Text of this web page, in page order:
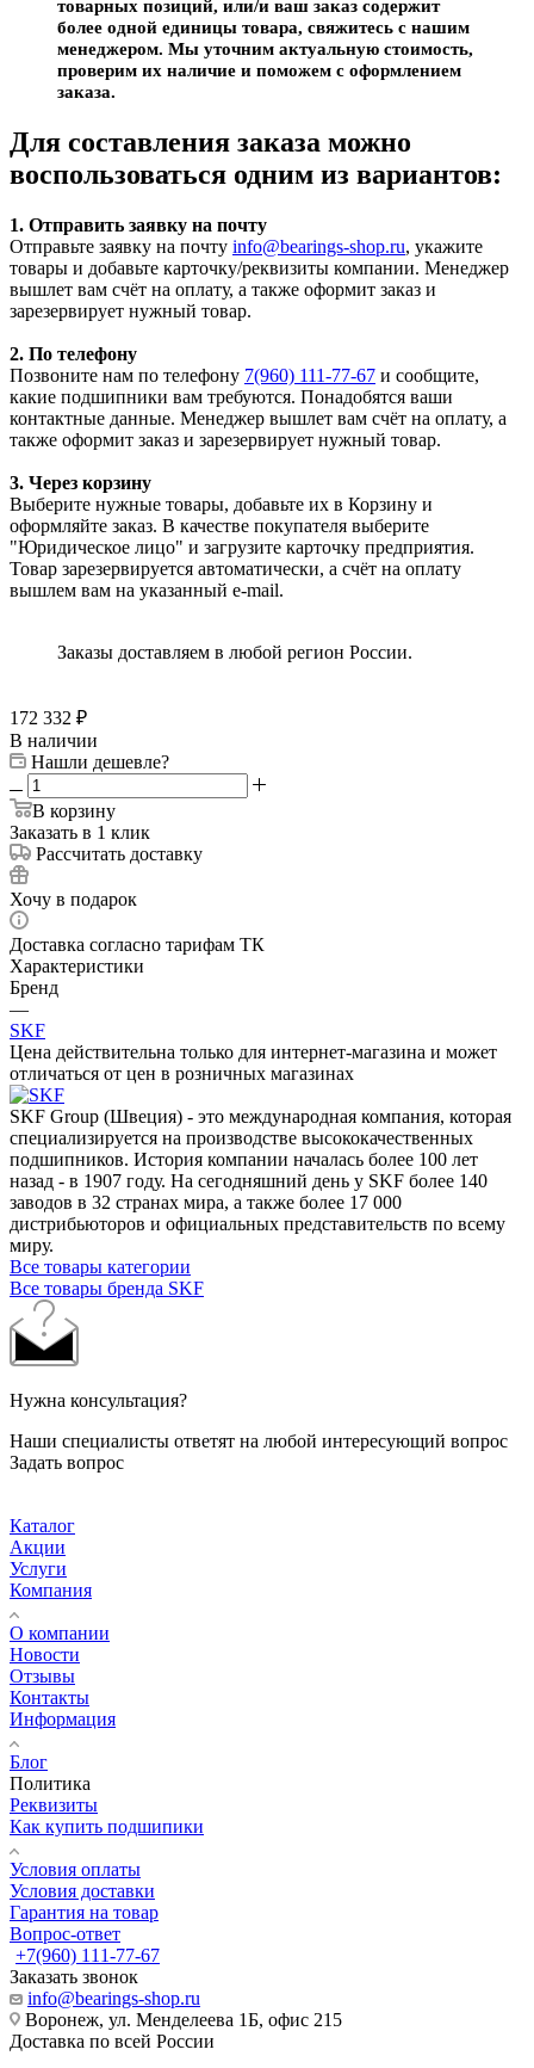
товарных позиций, или/и ваш заказ содержит
более одной единицы товара, свяжитесь с нашим
менеджером. Мы уточним актуальную стоимость,
проверим их наличие и поможем с оформлением
заказа.
Для составления заказа можно
воспользоваться одним из вариантов:
1. Отправить заявку на почту
Отправьте заявку на почту info@bearings-shop.ru, укажите
товары и добавьте карточку/реквизиты компании. Менеджер
вышлет вам счёт на оплату, а также оформит заказ и
зарезервирует нужный товар.
2. По телефону
Позвоните нам по телефону 7(960) 111-77-67 и сообщите,
какие подшипники вам требуются. Понадобятся ваши
контактные данные. Менеджер вышлет вам счёт на оплату, а
также оформит заказ и зарезервирует нужный товар.
3. Через корзину
Выберите нужные товары, добавьте их в Корзину и
оформляйте заказ. В качестве покупателя выберите
"Юридическое лицо" и загрузите карточку предприятия.
Товар зарезервируется автоматически, а счёт на оплату
вышлем вам на указанный e-mail.
Заказы доставляем в любой регион России.
172 332 ₽
В наличии
Нашли дешевле?
В корзину
Заказать в 1 клик
Рассчитать доставку
Хочу в подарок
Доставка согласно тарифам ТК
Характеристики
Бренд
—
SKF
Цена действительна только для интернет-магазина и может
отличаться от цен в розничных магазинах
SKF Group (Швеция) - это международная компания, которая
специализируется на производстве высококачественных
подшипников. История компании началась более 100 лет
назад - в 1907 году. На сегодняшний день у SKF более 140
заводов в 32 странах мира, а также более 17 000
дистрибьюторов и официальных представительств по всему
миру.
Все товары категории
Все товары бренда SKF
Нужна консультация?
Наши специалисты ответят на любой интересующий вопрос
Задать вопрос
Каталог
Акции
Услуги
Компания
О компании
Новости
Отзывы
Контакты
Информация
Блог
Политика
Реквизиты
Как купить подшипики
Условия оплаты
Условия доставки
Гарантия на товар
Вопрос-ответ
+7(960) 111-77-67
Заказать звонок
info@bearings-shop.ru
Воронеж, ул. Менделеева 1Б, офис 215
Доставка по всей России